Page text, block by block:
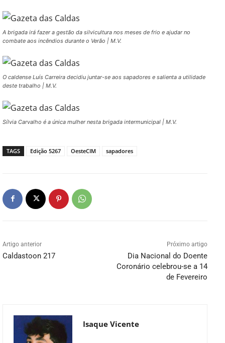
A brigada irá fazer a gestão da silvicultura nos meses de frio e ajudar no
combate aos incêndios durante o Verão | M.V.
O caldense Luís Carreira decidiu juntar-se aos sapadores e salienta a utilidade
deste trabalho | M.V.
Sílvia Carvalho é a única mulher nesta brigada intermunicipal | M.V.
TAGS Edição 5267 OesteCIM sapadores
Artigo anterior
Caldastoon 217
Próximo artigo
Dia Nacional do Doente
Coronário celebrou-se a 14
de Fevereiro
Isaque Vicente